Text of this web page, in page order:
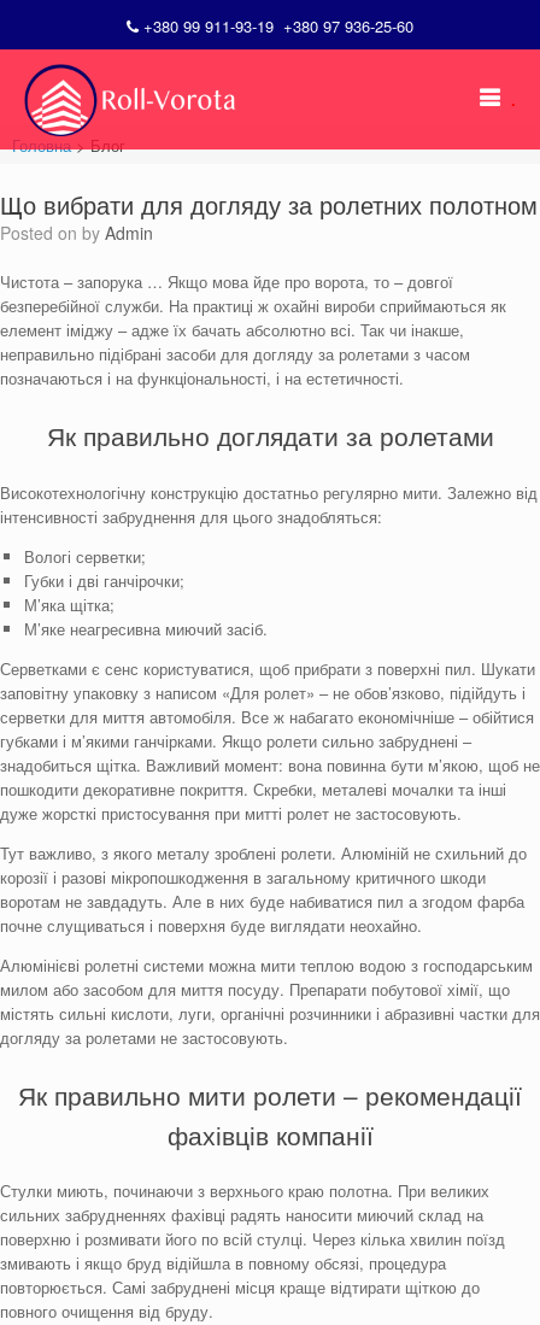
+380 99 911-93-19 +380 97 936-25-60
content
.
Головна>Блог
Що вибрати для догляду за ролетних полотном
Posted on by Admin
Чистота – запорука … Якщо мова йде про ворота, то – довгої
безперебійної служби. На практиці ж охайні вироби сприймаються як
елемент іміджу – адже їх бачать абсолютно всі. Так чи інакше,
неправильно підібрані засоби для догляду за ролетами з часом
позначаються і на функціональності, і на естетичності.
Як правильно доглядати за ролетами
Високотехнологічну конструкцію достатньо регулярно мити. Залежно від
інтенсивності забруднення для цього знадобляться:
Вологі серветки;
Губки і дві ганчірочки;
М’яка щітка;
М’яке неагресивна миючий засіб.
Серветками є сенс користуватися, щоб прибрати з поверхні пил. Шукати
заповітну упаковку з написом «Для ролет» – не обов’язково, підійдуть і
серветки для миття автомобіля. Все ж набагато економічніше – обійтися
губками і м’якими ганчірками. Якщо ролети сильно забруднені –
знадобиться щітка. Важливий момент: вона повинна бути м’якою, щоб не
пошкодити декоративне покриття. Скребки, металеві мочалки та інші
дуже жорсткі пристосування при митті ролет не застосовують.
Тут важливо, з якого металу зроблені ролети. Алюміній не схильний до
корозії і разові мікропошкодження в загальному критичного шкоди
воротам не завдадуть. Але в них буде набиватися пил а згодом фарба
почне слущиваться і поверхня буде виглядати неохайно.
Алюмінієві ролетні системи можна мити теплою водою з господарським
милом або засобом для миття посуду. Препарати побутової хімії, що
містять сильні кислоти, луги, органічні розчинники і абразивні частки для
догляду за ролетами не застосовують.
Як правильно мити ролети – рекомендації
фахівців компанії
Стулки миють, починаючи з верхнього краю полотна. При великих
сильних забрудненнях фахівці радять наносити миючий склад на
поверхню і розмивати його по всій стулці. Через кілька хвилин поїзд
змивають і якщо бруд відійшла в повному обсязі, процедура
повторюється. Самі забруднені місця краще відтирати щіткою до
повного очищення від бруду.